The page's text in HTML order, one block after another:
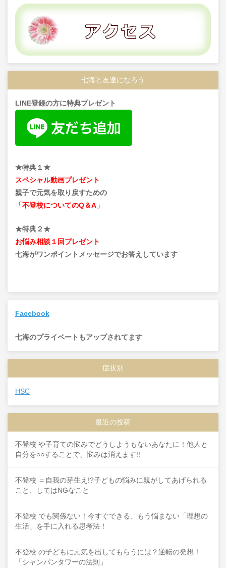
七海と友達になろう
LINE登録の方に特典プレゼント
★特典１★
スペシャル動画プレゼント
親子で元気を取り戻すための
「不登校についてのQ＆A」
★特典２★
お悩み相談１回プレゼント
七海がワンポイントメッセージでお答えしています
Facebook
七海のプライベートもアップされてます
症状別
HSC
最近の投稿
不登校 や子育ての悩みでどうしようもないあなたに！他人と
自分を○○することで、悩みは消えます!!
不登校 ＝自我の芽生え!?子どもの悩みに親がしてあげられる
こと、してはNGなこと
不登校 でも関係ない！今すぐできる、もう悩まない「理想の
生活」を手に入れる思考法！
不登校 の子どもに元気を出してもらうには？逆転の発想！
「シャンパンタワーの法則」